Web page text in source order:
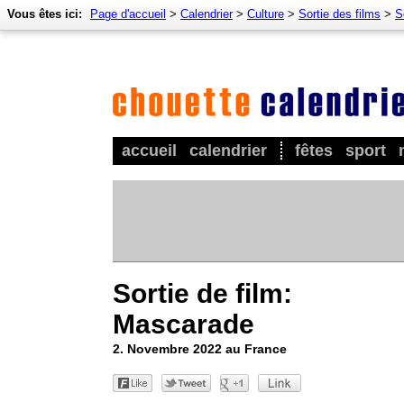
accueil calendrier fêtes sport
Vous êtes ici: Page d'accueil > Calendrier> Culture > Sortie des films >
Sortie de film:
Mascarade
2. Novembre 2022 au France